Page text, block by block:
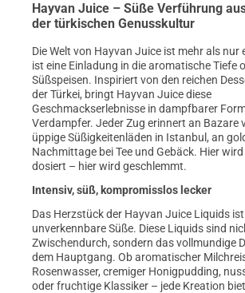
Hayvan Juice – Süße Verführung
der türkischen Genusskultur
Die Welt von Hayvan Juice ist mehr als nur
ist eine Einladung in die aromatische Tiefe
Süßspeisen. Inspiriert von den reichen
der Türkei, bringt Hayvan Juice diese
Geschmackserlebnisse in dampfbarer
Verdampfer. Jeder Zug erinnert an Bazare
üppige Süßigkeitenläden in Istanbul, an
Nachmittage bei Tee und Gebäck. Hier
dosiert – hier wird geschlemmt.
Intensiv, süß, kompromisslos lecker
Das Herzstück der Hayvan Juice Liquids
unverkennbare Süße. Diese Liquids sind
Zwischendurch, sondern das vollmundige
dem Hauptgang. Ob aromatischer
Rosenwasser, cremiger Honigpudding,
oder fruchtige Klassiker – jede Kreation